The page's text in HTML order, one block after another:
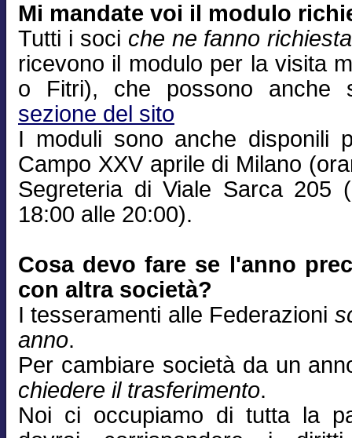
Mi mandate voi il modulo
Tutti i soci che ne fanno richiesta
ricevono il modulo per la visita
o Fitri), che possono anche
sezione del sito
I moduli sono anche disponili
Campo XXV aprile di Milano
Segreteria di Viale Sarca 205
18:00 alle 20:00).
Cosa devo fare se l'anno
con altra società?
I tesseramenti alle Federazioni
anno.
Per cambiare società da un
chiedere il trasferimento.
Noi ci occupiamo di tutta la